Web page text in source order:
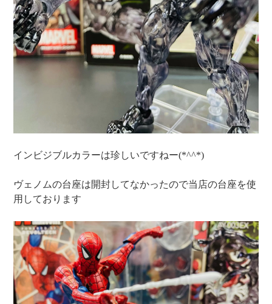
インビジブルカラーは珍しいですねー(*^^*)
ヴェノムの台座は開封してなかったので当店の台座を使
用しております